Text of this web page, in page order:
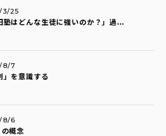
塾はどんな生徒に強いのか？」過...
3/25
」を意識する
8/7
の概念
8/6